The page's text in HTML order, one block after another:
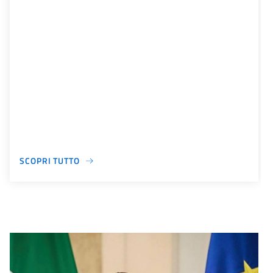
SCOPRI TUTTO